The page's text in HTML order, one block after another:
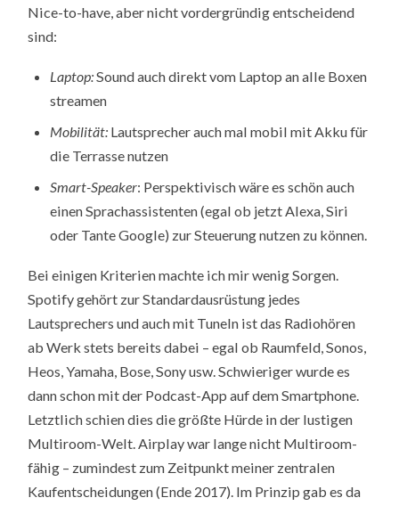
Nice-to-have, aber nicht vordergründig entscheidend
sind:
Laptop:Sound auch direkt vom Laptop an alle Boxen
streamen
Mobilität:Lautsprecher auch mal mobil mit Akku für
die Terrasse nutzen
Smart-Speaker: Perspektivisch wäre es schön auch
einen Sprachassistenten (egal ob jetzt Alexa, Siri
oder Tante Google) zur Steuerung nutzen zu können.
Bei einigen Kriterien machte ich mir wenig Sorgen.
Spotify gehört zur Standardausrüstung jedes
Lautsprechers und auch mit TuneIn ist das Radiohören
ab Werk stets bereits dabei – egal ob Raumfeld, Sonos,
Heos, Yamaha, Bose, Sony usw. Schwieriger wurde es
dann schon mit der Podcast-App auf dem Smartphone.
Letztlich schien dies die größte Hürde in der lustigen
Multiroom-Welt. Airplay war lange nicht Multiroom-
fähig – zumindest zum Zeitpunkt meiner zentralen
Kaufentscheidungen (Ende 2017). Im Prinzip gab es da